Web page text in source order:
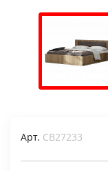
Арт. СВ27233